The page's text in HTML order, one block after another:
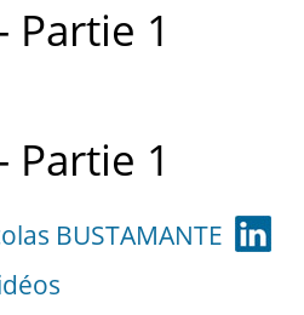
Partie 1
Partie 1
BUSTAMANTE